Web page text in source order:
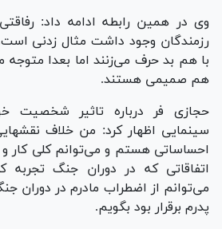
وی در همین رابطه ادامه داد:
رزمندگان وجود داشت مثال زدنی
با هم بد حرف می‌زنند اما بعدا
هم صمیمی هستند.
حجازی فر درباره تاثیر شخصیت
سینمایی اظهار کرد: من خلاف
احساساتی هستم و می‌توانم کلی کار و
اتفاقاتی که در دوران جنگ تجربه
می‌توانم از اضطراب مادرم در دوران
پدرم برقرار بود بگویم.